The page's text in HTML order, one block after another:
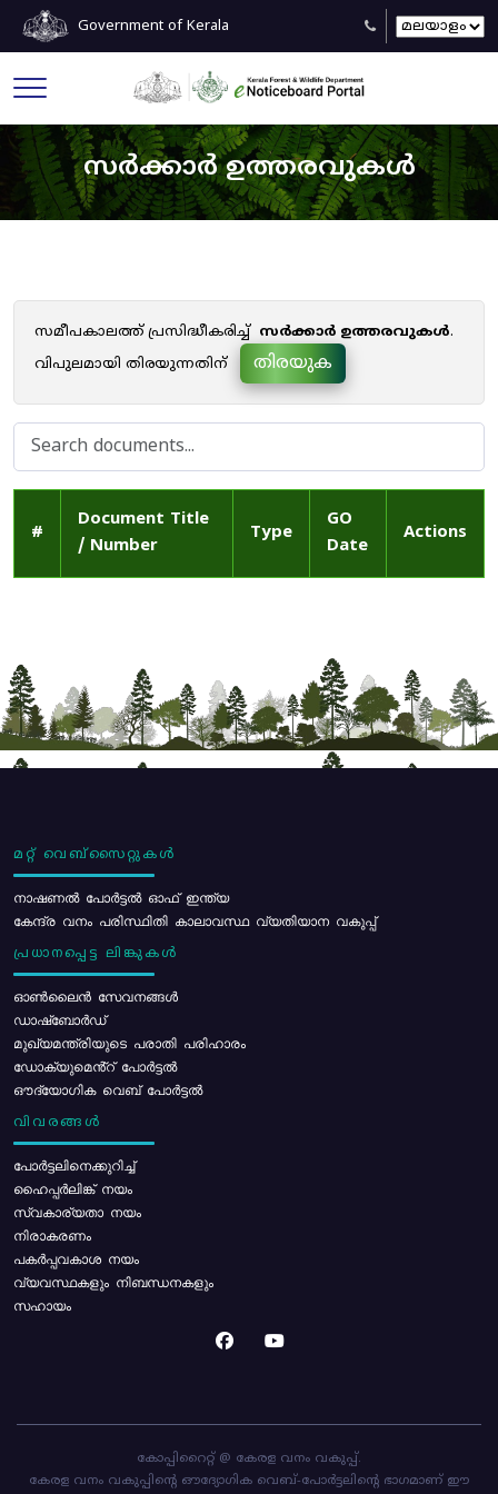
Government of Kerala
സർക്കാർ ഉത്തരവുകൾ
സമീപകാലത്ത് പ്രസിദ്ധീകരിച്ച് സർക്കാർ ഉത്തരവുകൾ.
വിപുലമായി തിരയുന്നതിന്
തിരയുക
#
Document Title
/ Number
Type
GO
Date
Actions
മറ്റ് വെബ്സൈറ്റുകൾ
നാഷണൽ പോർട്ടൽ ഓഫ് ഇന്ത്യ
കേന്ദ്ര വനം പരിസ്ഥിതി കാലാവസ്ഥ വ്യതിയാന വകുപ്പ്
പ്രധാനപ്പെട്ട ലിങ്കുകൾ
ഓൺലൈൻ സേവനങ്ങൾ
ഡാഷ്ബോർഡ്
മുഖ്യമന്ത്രിയുടെ പരാതി പരിഹാരം
ഡോക്യുമെൻ്റ് പോർട്ടൽ
ഔദ്യോഗിക വെബ് പോർട്ടൽ
വിവരങ്ങൾ
പോര്‍ട്ടലിനെക്കുറിച്ച്
ഹൈപ്പർലിങ്ക് നയം
സ്വകാര്യതാ നയം
നിരാകരണം
പകർപ്പവകാശ നയം
വ്യവസ്ഥകളും നിബന്ധനകളും
സഹായം
കോപ്പിറൈറ്റ് @ കേരള വനം വകുപ്പ്.
കേരള വനം വകുപ്പിന്റെ ഔദ്യോഗിക വെബ്-പോർട്ടലിന്റെ ഭാഗമാണ് ഈ